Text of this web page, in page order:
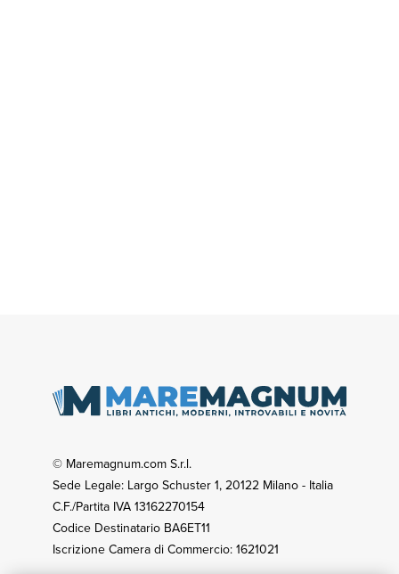
© Maremagnum.com S.r.l.
Sede Legale: Largo Schuster 1, 20122 Milano - Italia
C.F./Partita IVA 13162270154
Codice Destinatario BA6ET11
Iscrizione Camera di Commercio: 1621021